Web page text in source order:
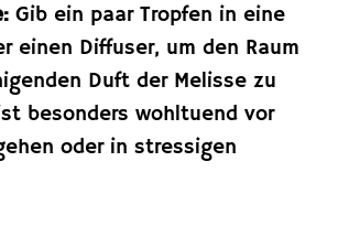
Gib ein paar Tropfen in eine
einen Diffuser, um den Raum
Duft der Melisse zu
besonders wohltuend vor
oder in stressigen